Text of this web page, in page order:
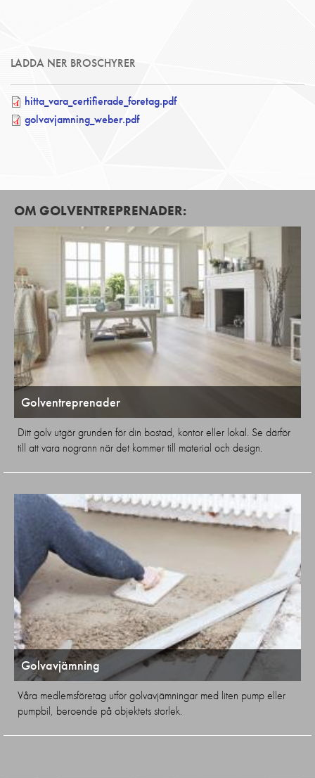
LADDA NER BROSCHYRER
hitta_vara_certifierade_foretag.pdf
golvavjamning_weber.pdf
OM GOLVENTREPRENADER:
Golventreprenader
Ditt golv utgör grunden för din bostad, kontor eller lokal. Se därför
till att vara nogrann när det kommer till material och design.
Golvavjämning
Våra medlemsföretag utför golvavjämningar med liten pump eller
pumpbil, beroende på objektets storlek.